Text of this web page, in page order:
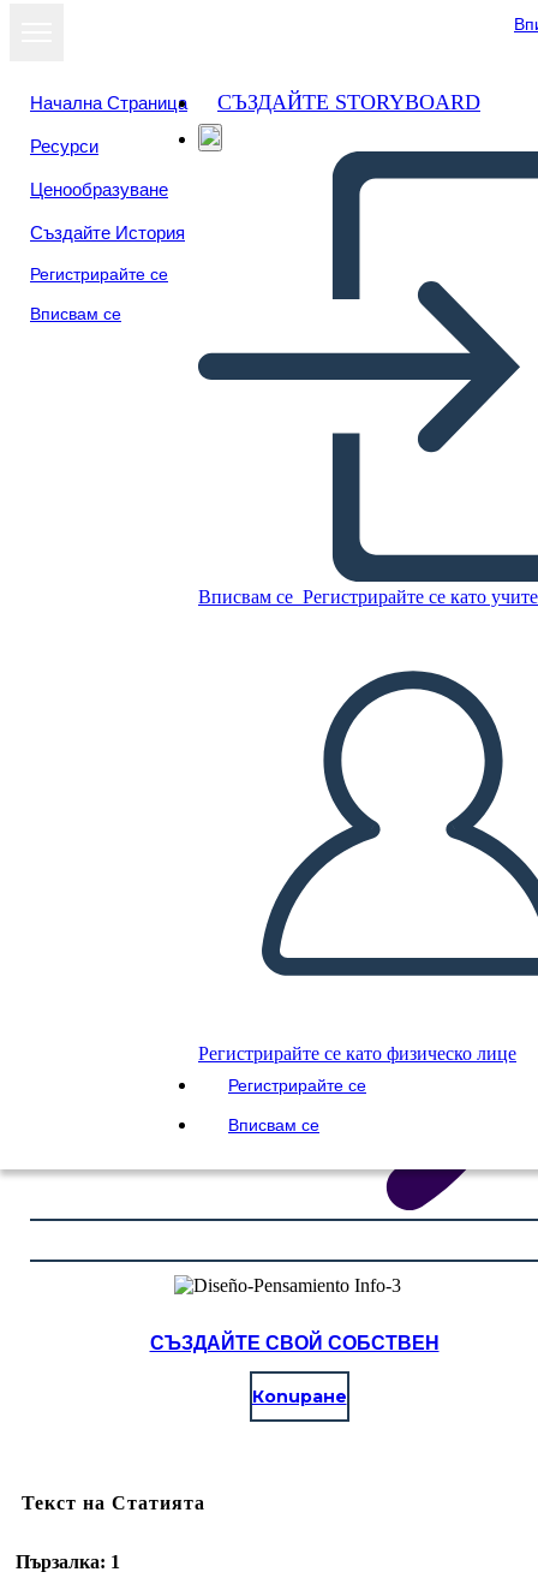
Начална Страница
Ресурси
Ценообразуване
Създайте История
Регистрирайте се
Вписвам се
СЪЗДАЙТЕ STORYBOARD
Вписвам се Регистрирайте се като
Регистрирайте се като физическо лице
Регистрирайте се
Вписвам се
Копирайте този Storyboard
ПУСКАНЕ НА СЛАЙДШОУ
ЧЕТИ МИ
СЪЗДАЙТЕ СВОЙ СОБСТВЕН
Копиране
Текст на Статията
Пързалка: 1